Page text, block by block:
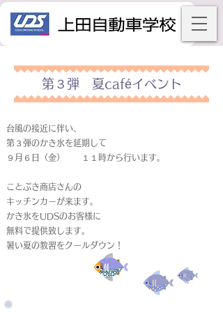
第３弾 夏caféイベント
台風の接近に伴い、
第３弾のかき氷を延期して
９月６日（金） １１時から行います。
ことぶき商店さんの
キッチンカーが来ます。
かき氷をUDSのお客様に
無料で提供致します。
暑い夏の教習をクールダウン！